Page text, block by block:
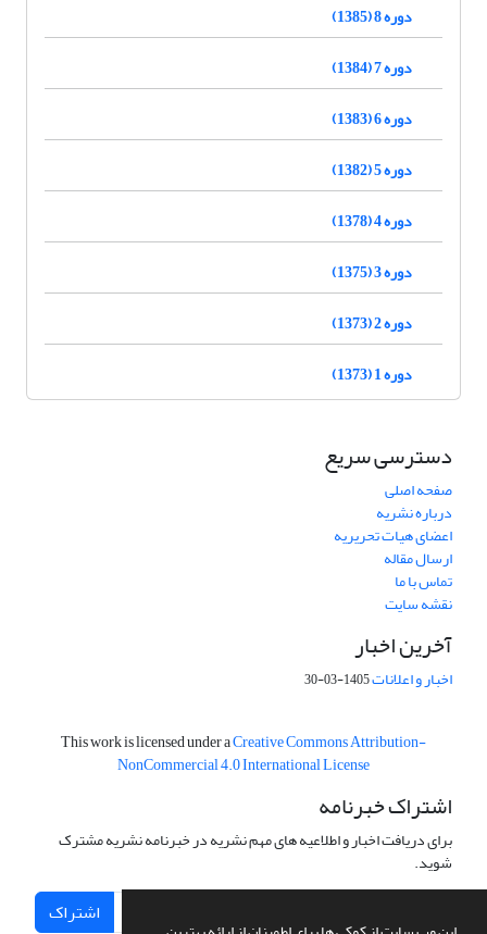
دوره 8 (1385)
دوره 7 (1384)
دوره 6 (1383)
دوره 5 (1382)
دوره 4 (1378)
دوره 3 (1375)
دوره 2 (1373)
دوره 1 (1373)
دسترسی سریع
صفحه اصلی
درباره نشریه
اعضای هیات تحریریه
ارسال مقاله
تماس با ما
نقشه سایت
آخرین اخبار
اخبار و اعلانات1405-03-30
This work is licensed under aCreative Commons Attribution-
NonCommercial 4.0 International License
اشتراک خبرنامه
برای دریافت اخبار و اطلاعیه های مهم نشریه در خبرنامه نشریه مشترک
شوید.
اشتراک